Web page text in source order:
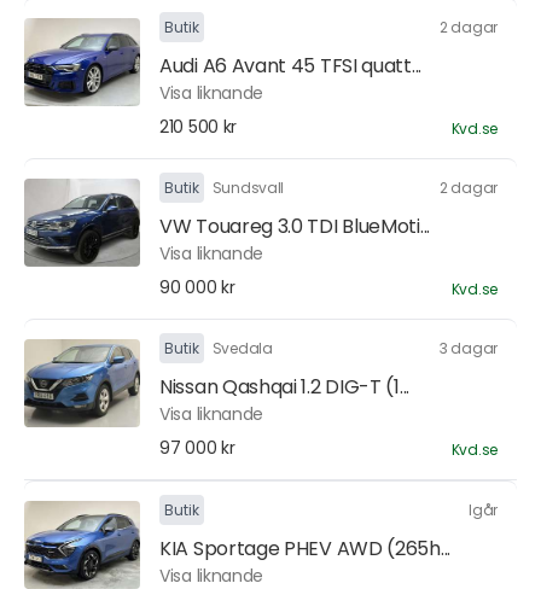
Butik 2 dagar
Audi A6 Avant 45 TFSI quatt...
Visa liknande
210 500 kr
Kvd.se
Butik Sundsvall 2 dagar
VW Touareg 3.0 TDI BlueMoti...
Visa liknande
90 000 kr
Kvd.se
Butik Svedala 3 dagar
Nissan Qashqai 1.2 DIG-T (1...
Visa liknande
97 000 kr
Kvd.se
Butik Igår
KIA Sportage PHEV AWD (265h...
Visa liknande